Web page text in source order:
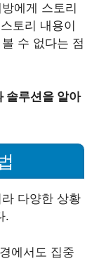
에게 스토리
토리 내용이
수 없다는 점
솔루션을 알아
다양한 상황
.
에서도 집중